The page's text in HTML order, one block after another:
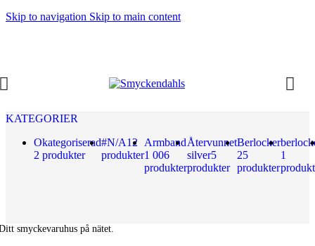
Skip to navigation Skip to main content
KATEGORIER
Okategoriserad
2 produkter
#N/A12
produkter
Armband
1 006
produkter
Återvunnet
silver5
produkter
Berlocker
25
produkter
1
produkt
smyckevaruhus på nätet.